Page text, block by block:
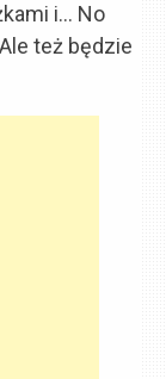
i… No
też będzie